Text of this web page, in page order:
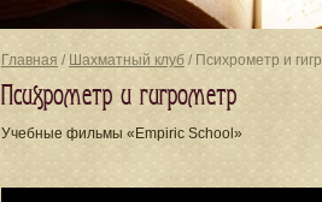
Главная / Шахматный клуб / Психрометр и
Психрометр и гигрометр
Учебные фильмы «Empiric School»